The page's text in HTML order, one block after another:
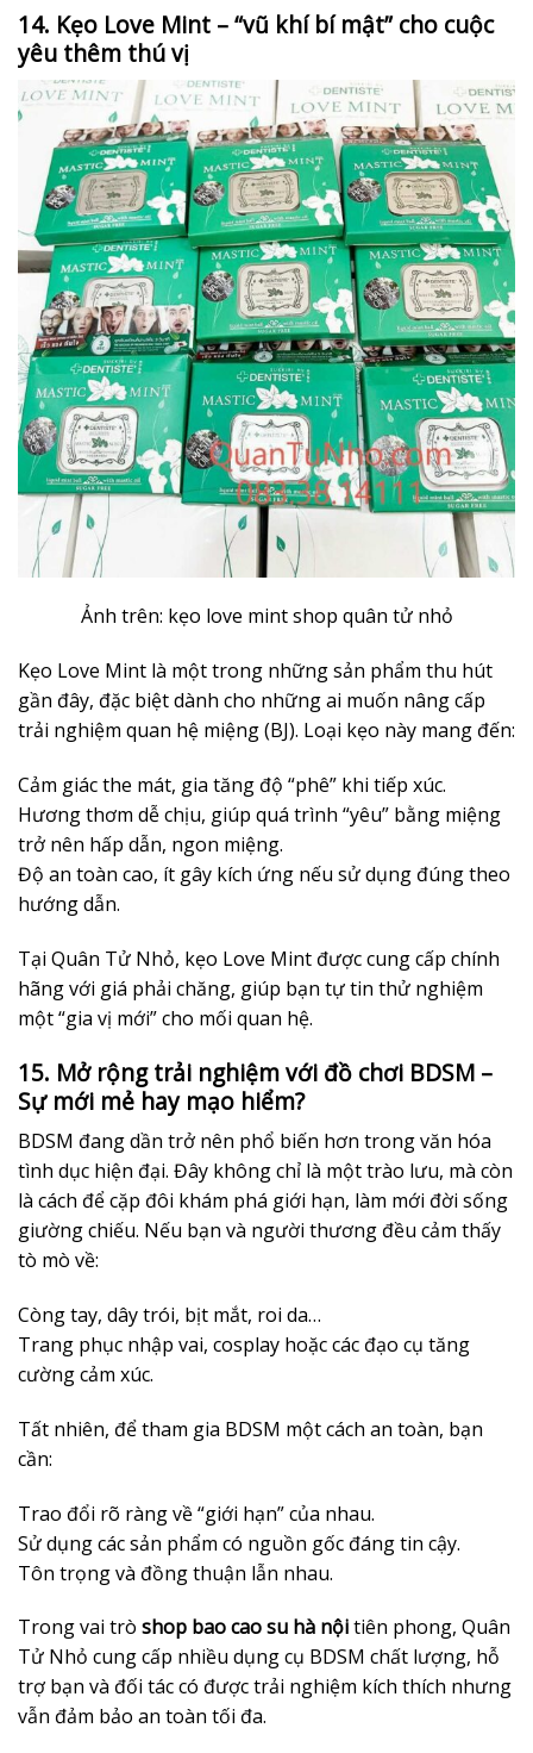
14. Kẹo Love Mint – “vũ khí bí mật” cho cuộc
yêu thêm thú vị
Ảnh trên: kẹo love mint shop quân tử nhỏ
Kẹo Love Mint là một trong những sản phẩm thu hút
gần đây, đặc biệt dành cho những ai muốn nâng cấp
trải nghiệm quan hệ miệng (BJ). Loại kẹo này mang đến:
Cảm giác the mát, gia tăng độ “phê” khi tiếp xúc.
Hương thơm dễ chịu, giúp quá trình “yêu” bằng miệng
trở nên hấp dẫn, ngon miệng.
Độ an toàn cao, ít gây kích ứng nếu sử dụng đúng theo
hướng dẫn.
Tại Quân Tử Nhỏ, kẹo Love Mint được cung cấp chính
hãng với giá phải chăng, giúp bạn tự tin thử nghiệm
một “gia vị mới” cho mối quan hệ.
15. Mở rộng trải nghiệm với đồ chơi BDSM –
Sự mới mẻ hay mạo hiểm?
BDSM đang dần trở nên phổ biến hơn trong văn hóa
tình dục hiện đại. Đây không chỉ là một trào lưu, mà còn
là cách để cặp đôi khám phá giới hạn, làm mới đời sống
giường chiếu. Nếu bạn và người thương đều cảm thấy
tò mò về:
Còng tay, dây trói, bịt mắt, roi da…
Trang phục nhập vai, cosplay hoặc các đạo cụ tăng
cường cảm xúc.
Tất nhiên, để tham gia BDSM một cách an toàn, bạn
cần:
Trao đổi rõ ràng về “giới hạn” của nhau.
Sử dụng các sản phẩm có nguồn gốc đáng tin cậy.
Tôn trọng và đồng thuận lẫn nhau.
Trong vai trò shop bao cao su hà nộitiên phong, Quân
Tử Nhỏ cung cấp nhiều dụng cụ BDSM chất lượng, hỗ
trợ bạn và đối tác có được trải nghiệm kích thích nhưng
vẫn đảm bảo an toàn tối đa.